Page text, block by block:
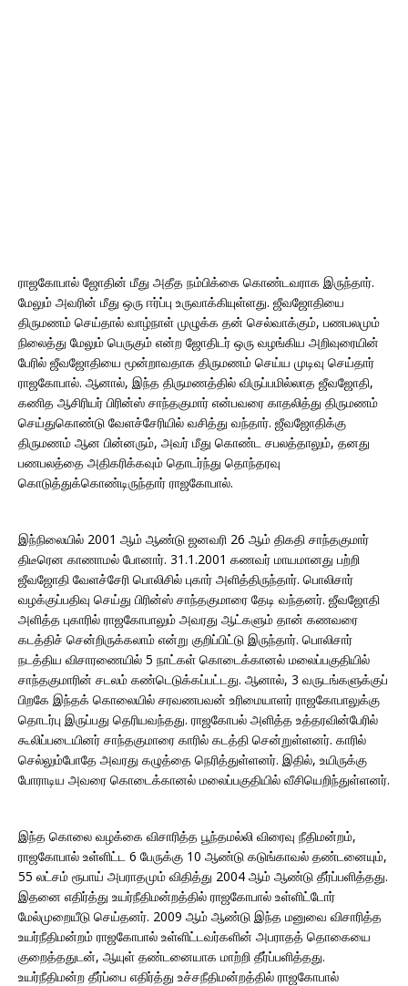
ராஜகோபால் ஜோதின் மீது அதீத நம்பிக்கை கொண்டவராக இருந்தார்.
மேலும் அவரின் மீது ஒரு ஈர்ப்பு உருவாக்கியுள்ளது. ஜீவஜோதியை
திருமணம் செய்தால் வாழ்நாள் முழுக்க தன் செல்வாக்கும், பணபலமும்
நிலைத்து மேலும் பெருகும் என்ற ஜோதிடர் ஒரு வழங்கிய அறிவுரையின்
பேரில் ஜீவஜோதியை மூன்றாவதாக திருமணம் செய்ய முடிவு செய்தார்
ராஜகோபால். ஆனால், இந்த திருமணத்தில் விருப்பமில்லாத ஜீவஜோதி,
கணித ஆசிரியர் பிரின்ஸ் சாந்தகுமார் என்பவரை காதலித்து திருமணம்
செய்துகொண்டு வேளச்சேரியில் வசித்து வந்தார். ஜீவஜோதிக்கு
திருமணம் ஆன பின்னரும், அவர் மீது கொண்ட சபலத்தாலும், தனது
பணபலத்தை அதிகரிக்கவும் தொடர்ந்து தொந்தரவு
கொடுத்துக்கொண்டிருந்தார் ராஜகோபால்.
இந்நிலையில் 2001 ஆம் ஆண்டு ஜனவரி 26 ஆம் திகதி சாந்தகுமார்
திடீரென காணாமல் போனார். 31.1.2001 கணவர் மாயமானது பற்றி
ஜீவஜோதி வேளச்சேரி பொலிசில் புகார் அளித்திருந்தார். பொலிசார்
வழக்குப்பதிவு செய்து பிரின்ஸ் சாந்தகுமாரை தேடி வந்தனர். ஜீவஜோதி
அளித்த புகாரில் ராஜகோபாலும் அவரது ஆட்களும் தான் கணவரை
கடத்திச் சென்றிருக்கலாம் என்று குறிப்பிட்டு இருந்தார். பொலிசார்
நடத்திய விசாரணையில் 5 நாட்கள் கொடைக்கானல் மலைப்பகுதியில்
சாந்தகுமாரின் சடலம் கண்டெடுக்கப்பட்டது. ஆனால், 3 வருடங்களுக்குப்
பிறகே இந்தக் கொலையில் சரவணபவன் உரிமையாளர் ராஜகோபாலுக்கு
தொடர்பு இருப்பது தெரியவந்தது. ராஜகோபல் அளித்த உத்தரவின்பேரில்
கூலிப்படையினர் சாந்தகுமாரை காரில் கடத்தி சென்றுள்ளனர். காரில்
செல்லும்போதே அவரது கழுத்தை நெரித்துள்ளனர். இதில், உயிருக்கு
போராடிய அவரை கொடைக்கானல் மலைப்பகுதியில் வீசியெறிந்துள்ளனர்.
இந்த கொலை வழக்கை விசாரித்த பூந்தமல்லி விரைவு நீதிமன்றம்,
ராஜகோபால் உள்ளிட்ட 6 பேருக்கு 10 ஆண்டு கடுங்காவல் தண்டனையும்,
55 லட்சம் ரூபாய் அபராதமும் விதித்து 2004 ஆம் ஆண்டு தீர்ப்பளித்தது.
இதனை எதிர்த்து உயர்நீதிமன்றத்தில் ராஜகோபால் உள்ளிட்டோர்
மேல்முறையீடு செய்தனர். 2009 ஆம் ஆண்டு இந்த மனுவை விசாரித்த
உயர்நீதிமன்றம் ராஜகோபால் உள்ளிட்டவர்களின் அபராதத் தொகையை
குறைத்ததுடன், ஆயுள் தண்டனையாக மாற்றி தீர்ப்பளித்தது.
உயர்நீதிமன்ற தீர்ப்பை எதிர்த்து உச்சநீதிமன்றத்தில் ராஜகோபால்